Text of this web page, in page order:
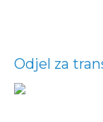
Odjel za